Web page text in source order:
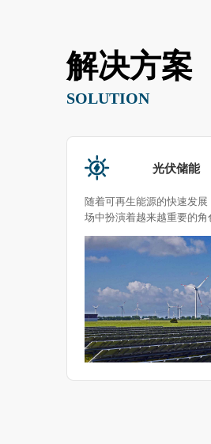
解决方案
SOLUTION
光伏储能
随着可再生能源的快速发
场中扮演着越来越重要的角
境测试变得至关重要。环境
台，用于模拟各种环境条件
和耐久性。